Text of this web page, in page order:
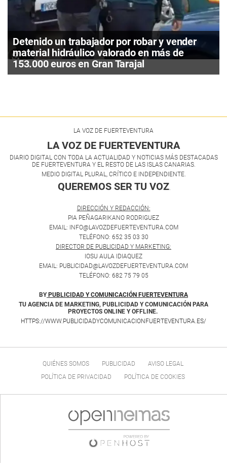
Detenido un trabajador por robar y vender
material hidráulico valorado en más de
153.000 euros en Gran Tarajal
LA VOZ DE FUERTEVENTURA
LA VOZ DE FUERTEVENTURA
DIARIO DIGITAL CON TODA LA ACTUALIDAD Y NOTICIAS MÁS DESTACADAS
DE FUERTEVENTURA Y EL RESTO DE LAS ISLAS CANARIAS.
MEDIO DIGITAL PLURAL, CRÍTICO E INDEPENDIENTE.
QUEREMOS SER TU VOZ
DIRECCIÓN Y REDACCIÓN:
PIA PEÑAGARIKANO RODRIGUEZ
EMAIL: INFO@LAVOZDEFUERTEVENTURA.COM
TELÉFONO: 652 35 03 30
DIRECTOR DE PUBLICIDAD Y MARKETING:
IOSU AULA IDIAQUEZ
EMAIL: PUBLICIDAD@LAVOZDEFUERTEVENTURA.COM
TELÉFONO: 682 75 79 05
BY PUBLICIDAD Y COMUNICACIÓN FUERTEVENTURA
TU AGENCIA DE MARKETING, PUBLICIDAD Y COMUNICACIÓN PARA
PROYECTOS ONLINE Y OFFLINE.
HTTPS://WWW.PUBLICIDADYCOMUNICACIONFUERTEVENTURA.ES/
QUIÉNES SOMOS PUBLICIDAD
AVISO LEGAL
POLÍTICA DE PRIVACIDAD
POLÍTICA DE COOKIES